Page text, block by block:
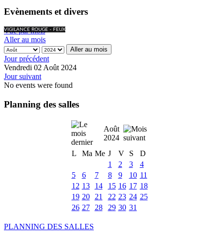
Evènements et divers
VIGILANCE ROUGE - FEUX
Vue par mois
Aller au mois
Aller au mois
Jour précédent
Vendredi 02 Août 2024
Jour suivant
No events were found
Planning des salles
Août
2024
L
Ma Me J V S
D
1
2 3
4
5
6 7 8 9 10 11
12 13 14 15 16 17 18
19 20 21 22 23 24 25
26 27 28 29 30 31
PLANNING DES SALLES